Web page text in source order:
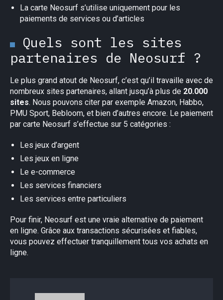
La carte Neosurf s’utilise uniquement pour les
paiements de services ou d’articles
Quels sont les sites
partenaires de Neosurf ?
Le plus grand atout de Neosurf, c’est qu’il travaille avec de
nombreux sites partenaires, allant jusqu’à plus de 20.000
sites. Nous pouvons citer par exemple Amazon, Habbo,
PMU Sport, Bebloom, et bien d’autres encore. Le paiement
par carte Neosurf s’effectue sur 5 catégories :
Les jeux d’argent
Les jeux en ligne
Le e-commerce
Les services financiers
Les services entre particuliers
Pour finir, Neosurf est une vraie alternative de paiement
en ligne. Grâce aux transactions sécurisées et fiables,
vous pouvez effectuer tranquillement tous vos achats en
ligne.